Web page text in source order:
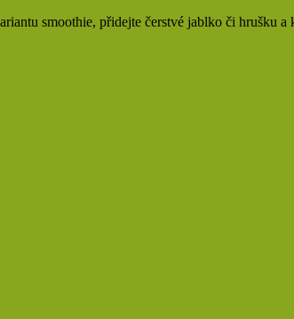
smoothie, přidejte čerstvé jablko či